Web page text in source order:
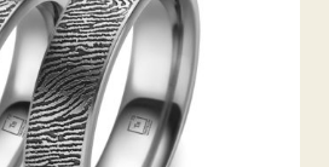
TRAURINGE